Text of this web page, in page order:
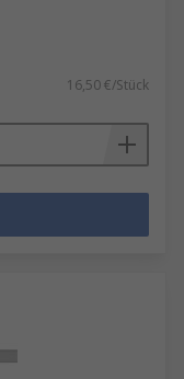
16,50 €/Stück